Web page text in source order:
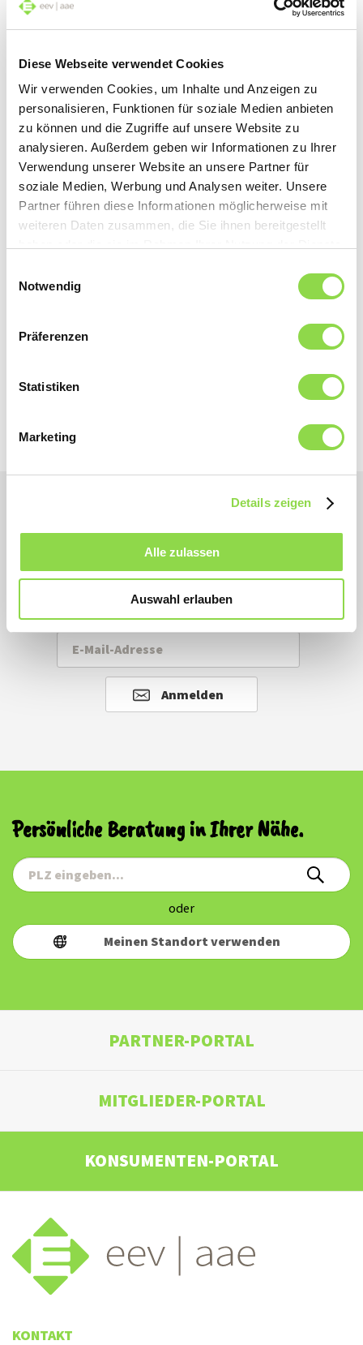
Diese Webseite verwendet Cookies
Wir verwenden Cookies, um Inhalte und Anzeigen zu
personalisieren, Funktionen für soziale Medien anbieten
zu können und die Zugriffe auf unsere Website zu
analysieren. Außerdem geben wir Informationen zu Ihrer
Verwendung unserer Website an unsere Partner für
soziale Medien, Werbung und Analysen weiter. Unsere
Partner führen diese Informationen möglicherweise mit
weiteren Daten zusammen, die Sie ihnen bereitgestellt
Notwendig
Präferenzen
Statistiken
Marketing
Details zeigen
Alle zulassen
Auswahl erlauben
Einfrieren ohne Plastik
Die besten Alternativen zu Kunststoff im
Tiefkühler
Jetzt lesen
Einfach waschen
Alle News und Tipps bequem nach Hause mit
unserem Newsletter.
Jetzt abonnieren!
Anmelden
Persönliche Beratung in Ihrer Nähe.
oder
Meinen Standort verwenden
PARTNER-PORTAL
MITGLIEDER-PORTAL
KONSUMENTEN-PORTAL
KONTAKT